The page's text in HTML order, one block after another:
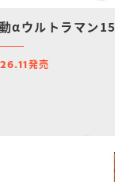
αウルトラマン15
発売